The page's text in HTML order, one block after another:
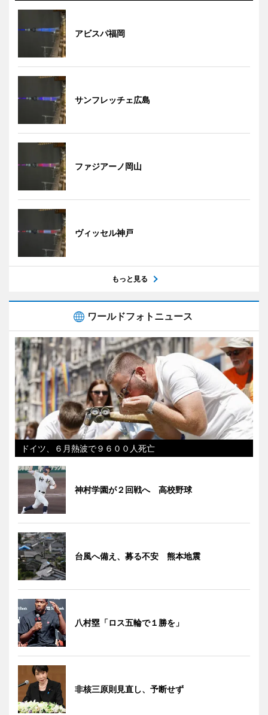
アビスパ福岡
サンフレッチェ広島
ファジアーノ岡山
ヴィッセル神戸
もっと見る
ワールドフォトニュース
ドイツ、６月熱波で９６００人死亡
神村学園が２回戦へ 高校野球
台風へ備え、募る不安 熊本地震
八村塁「ロス五輪で１勝を」
非核三原則見直し、予断せず